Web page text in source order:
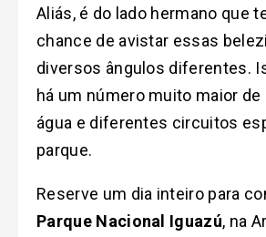
Aliás, é do lado hermano que
chance de avistar essas
diversos ângulos diferentes.
há um número muito maior de
água e diferentes circuitos
parque.
Reserve um dia inteiro para
Parque Nacional Iguazú, na